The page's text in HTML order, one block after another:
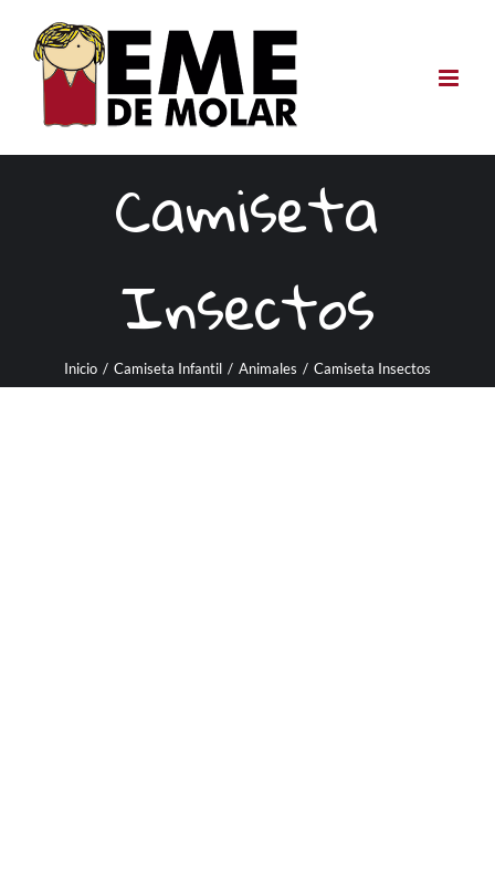
contenido
Camiseta
Insectos
Inicio / Camiseta Infantil / Animales / Camiseta Insectos